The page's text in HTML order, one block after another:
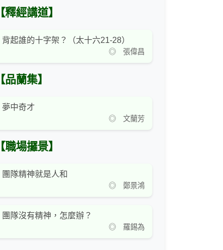
【釋經講道】
背起誰的十字架？（太十六21-28）
◎ 張偉昌
【品蘭集】
夢中奇才
◎ 文蘭芳
【職場攞景】
團隊精神就是人和
◎ 鄭景鴻
團隊沒有精神，怎麼辦？
◎ 羅錫為